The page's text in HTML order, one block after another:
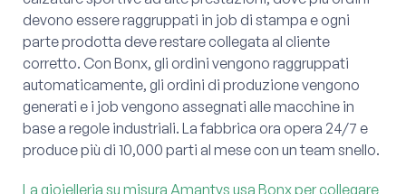
devono essere raggruppati in job di stampa e ogni
parte prodotta deve restare collegata al cliente
corretto. Con Bonx, gli ordini vengono raggruppati
automaticamente, gli ordini di produzione vengono
generati e i job vengono assegnati alle macchine in
base a regole industriali. La fabbrica ora opera 24/7 e
produce più di 10,000 parti al mese con un team snello.
La gioielleria su misura Amantys usa Bonx per collegare